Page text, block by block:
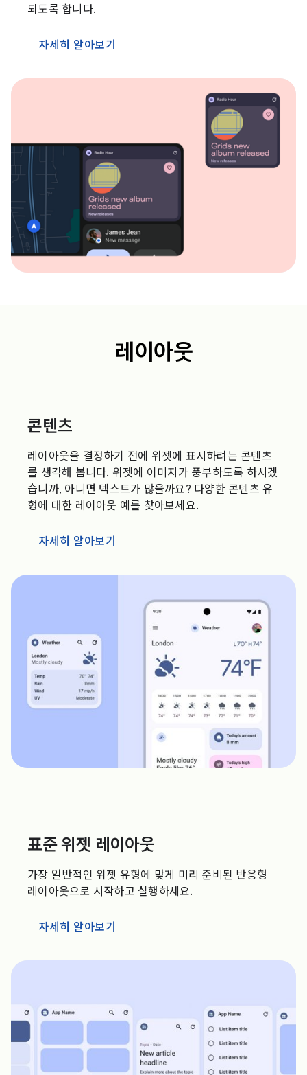
되도록 합니다.
자세히 알아보기
레이아웃
콘텐츠
레이아웃을 결정하기 전에 위젯에 표시하려는 콘텐츠
를 생각해 봅니다. 위젯에 이미지가 풍부하도록 하시겠
습니까, 아니면 텍스트가 많을까요? 다양한 콘텐츠 유
형에 대한 레이아웃 예를 찾아보세요.
자세히 알아보기
표준 위젯 레이아웃
가장 일반적인 위젯 유형에 맞게 미리 준비된 반응형
레이아웃으로 시작하고 실행하세요.
자세히 알아보기